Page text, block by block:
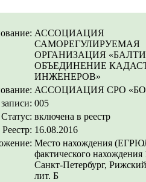
АССОЦИАЦИЯ
САМОРЕГУЛИРУЕМАЯ
ОРГАНИЗАЦИЯ
ОБЪЕДИНЕНИЕ
ИНЖЕНЕРОВ»
АССОЦИАЦИЯ СРО
005
Статус: включена в реестр
16.08.2016
Место нахождения
фактического нахождения
Санкт-Петербург,
лит. Б